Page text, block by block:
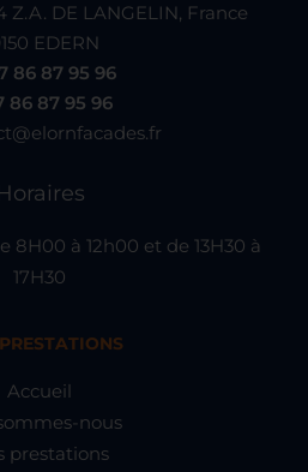
Z.A. DE LANGELIN, France
EDERN
86 87 95 96
86 87 95 96
8H00 à 12h00 et de 13H30 à
17H30
Accueil
nous
prestations